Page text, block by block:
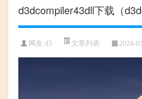
d3dcompiler43dll下载（
网友:d3 文章列表 2024-